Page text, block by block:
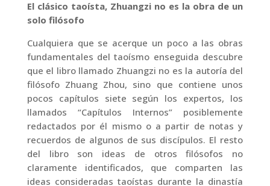
El clásico taoísta, Zhuangzi no es la obra de un
solo filósofo
Cualquiera que se acerque un poco a las obras
fundamentales del taoísmo enseguida descubre
que el libro llamado Zhuangzi no es la autoría del
filósofo Zhuang Zhou, sino que contiene unos
pocos capítulos siete según los expertos, los
llamados “Capítulos Internos” posiblemente
redactados por él mismo o a partir de notas y
recuerdos de algunos de sus discípulos. El resto
del libro son ideas de otros filósofos no
claramente identificados, que comparten las
ideas consideradas taoístas durante la dinastía